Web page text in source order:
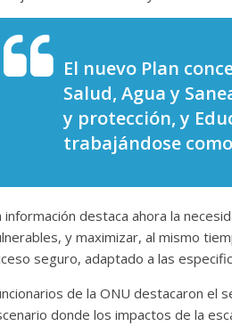
El nuevo Plan
Salud, Agua y
y protección, y
trabajándose
información destaca ahora la
y maximizar, al mismo
seguro, adaptado a las
de la ONU destacaron el
donde los impactos de la